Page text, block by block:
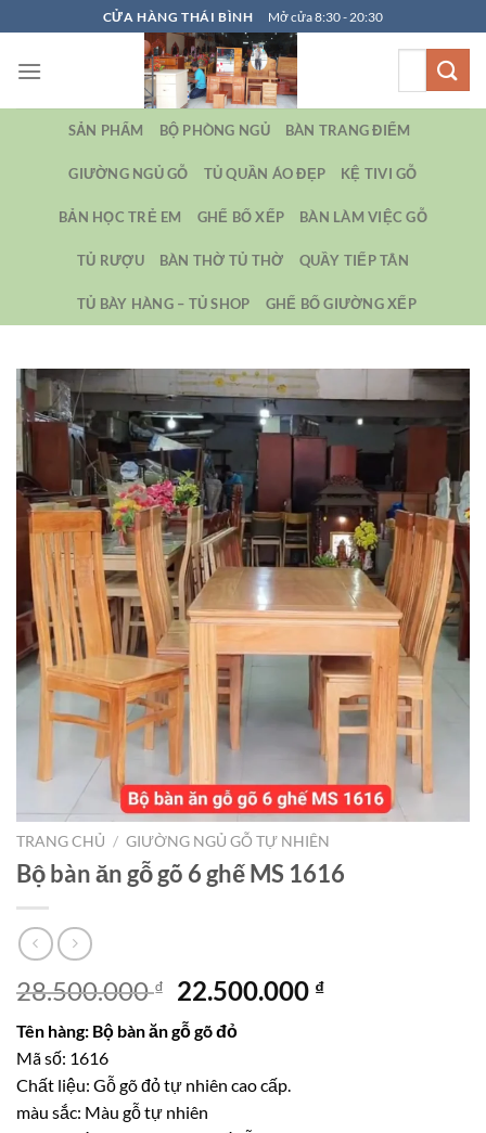
qua
nội
CỬA HÀNG THÁI BÌNH Mở cửa 8:30 - 20:30
SẢN PHẨM BỘ PHÒNG NGỦ BÀN TRANG ĐIỂM
GIƯỜNG NGỦ GỖ TỦ QUẦN ÁO ĐẸP KỆ TIVI GỖ
BẢN HỌC TRẺ EM GHẾ BỐ XẾP BÀN LÀM VIỆC GỖ
TỦ RƯỢU BÀN THỜ TỦ THỜ QUẦY TIẾP TÂN
TỦ BÀY HÀNG – TỦ SHOP GHẾ BỐ GIƯỜNG XẾP
TRANG CHỦ / GIƯỜNG NGỦ GỖ TỰ NHIÊN
Bộ bàn ăn gỗ gõ 6 ghế MS 1616
28.500.000₫
Giá
gốc
là:
22.500.000 ₫Giá
Tên hàng: Bộ bàn ăn gỗ gõ đỏ
Mã số: 1616
Chất liệu: Gỗ gõ đỏ tự nhiên cao cấp.
màu sắc: Màu gỗ tự nhiên